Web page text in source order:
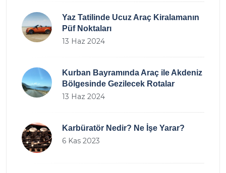
Yaz Tatilinde Ucuz Araç Kiralamanın
Püf Noktaları
13 Haz 2024
Kurban Bayramında Araç ile Akdeniz
Bölgesinde Gezilecek Rotalar
13 Haz 2024
Karbüratör Nedir? Ne İşe Yarar?
6 Kas 2023